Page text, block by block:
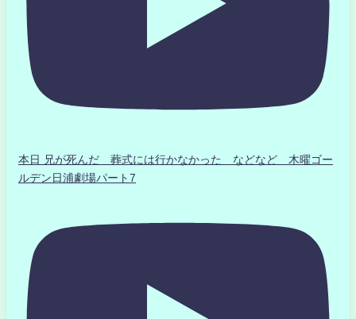
本日 兄が死んだ 葬式には行かなかった などなど 木曜ゴー
ルデン日浦劇場パート7